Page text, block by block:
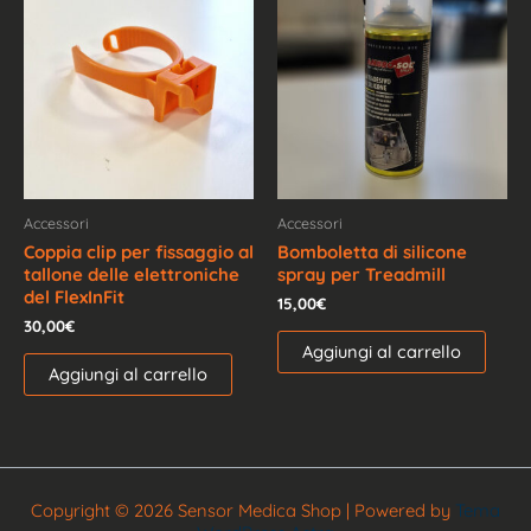
Accessori
Coppia clip per fissaggio al
tallone delle elettroniche
del FlexInFit
30,00€
Aggiungi al carrello
Accessori
Bomboletta di silicone
spray per Treadmill
15,00€
Aggiungi al carrello
Copyright © 2026 Sensor Medica Shop | Powered by Tema